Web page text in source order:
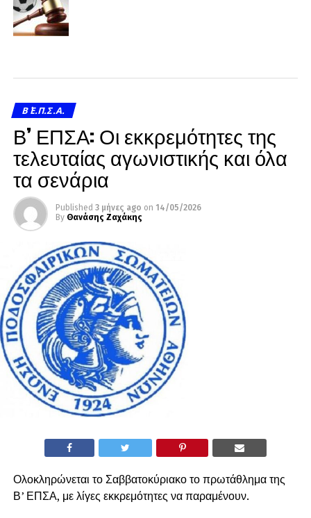
Β΄ Ε.Π.Σ.Α.
Β’ ΕΠΣΑ: Οι εκκρεμότητες της
τελευταίας αγωνιστικής και όλα
τα σενάρια
Published 3 μήνες ago on 14/05/2026
By Θανάσης Ζαχάκης
Ολοκληρώνεται το Σαββατοκύριακο το πρωτάθλημα της
Β’ ΕΠΣΑ, με λίγες εκκρεμότητες να παραμένουν.